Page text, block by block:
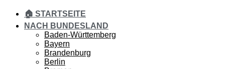
🏠 STARTSEITE
NACH BUNDESLAND
Baden-Württemberg
Bayern
Brandenburg
Berlin